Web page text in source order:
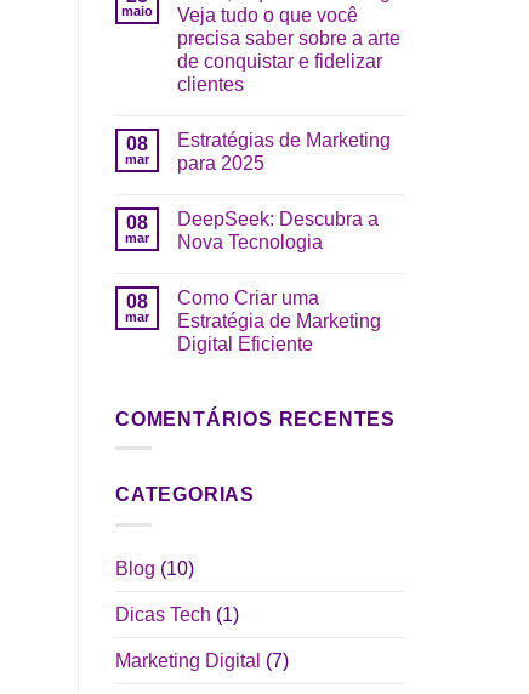
maio
Veja tudo o que você
precisa saber sobre a arte
de conquistar e fidelizar
clientes
08
mar
Estratégias de Marketing
para 2025
08
mar
DeepSeek: Descubra a
Nova Tecnologia
08
mar
Como Criar uma
Estratégia de Marketing
Digital Eficiente
COMENTÁRIOS RECENTES
CATEGORIAS
Blog (10)
Dicas Tech (1)
Marketing Digital (7)